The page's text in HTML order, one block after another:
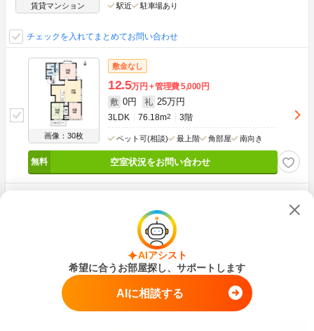
賃貸マンション 駅近 駐車場あり
チェックを入れてまとめてお問い合わせ
画像：30枚
敷金なし
12.5万円 管理費5,000円
敷 0円 礼 25万円
3LDK 76.18m2 3階
ペット可(相談) 最上階 角部屋 南向き
空室状況をお問い合わせ
画像：30枚
万円 管理費
5万円 礼 25万円
76.18m2
ペット可(相談) 最上階 角部屋 南向き
空室状況をお問い合わせ
AIアシスト
希望に合うお部屋探し、サポートします
AIに相談する